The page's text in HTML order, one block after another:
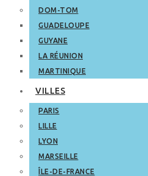
DOM-TOM
GUADELOUPE
GUYANE
LA RÉUNION
MARTINIQUE
VILLES
PARIS
LILLE
LYON
MARSEILLE
ÎLE-DE-FRANCE